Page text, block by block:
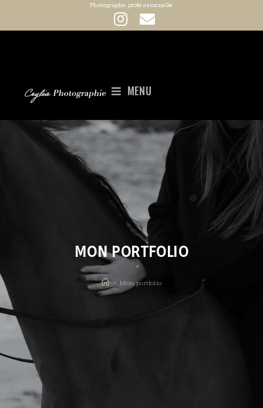
Photographe professionnelle
MENU
MON PORTFOLIO
> Mon portfolio